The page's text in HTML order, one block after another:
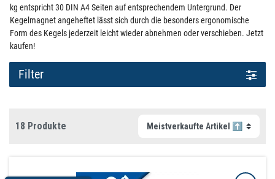
kg entspricht 30 DIN A4 Seiten auf entsprechendem Untergrund. Der
Kegelmagnet angeheftet lässt sich durch die besonders ergonomische
Form des Kegels jederzeit leicht wieder abnehmen oder verschieben. Jetzt
kaufen!
Filter
18 Produkte